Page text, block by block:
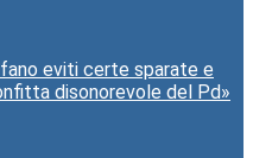
eviti certe sparate e
disonorevole del Pd»